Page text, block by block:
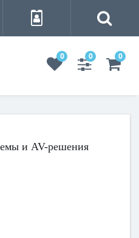
0 0 0
и AV-решения